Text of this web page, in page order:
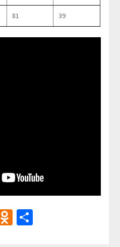
81 39
Odnoklassniki
Отправить